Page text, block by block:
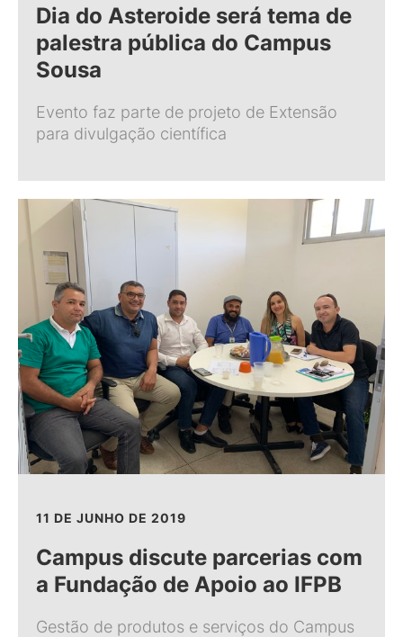
Dia do Asteroide será tema de
palestra pública do Campus
Sousa
Evento faz parte de projeto de Extensão
para divulgação científica
11 DE JUNHO DE 2019
Campus discute parcerias com
a Fundação de Apoio ao IFPB
Gestão de produtos e serviços do Campus